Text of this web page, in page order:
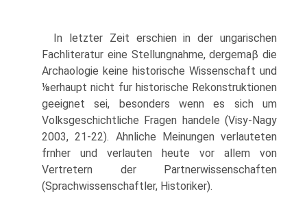
In letzter Zeit erschien in der ungarischen
Fachliteratur eine Stellungnahme, dergemaβ die
Archaologie keine historische Wissenschaft und
⅛erhaupt nicht fur historische Rekonstruktionen
geeignet sei, besonders wenn es sich um
Volksgeschichtliche Fragen handele (Visy-Nagy
2003, 21-22). Ahnliche Meinungen verlauteten
frnher und verlauten heute vor allem von
Vertretern der Partnerwissenschaften
(Sprachwissenschaftler, Historiker).